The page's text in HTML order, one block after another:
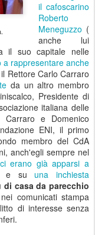
il cafoscarino
Roberto
Meneguzzo (
anche lui
il suo capitale nelle
a rappresentare anche
il Rettore Carlo Carraro
da un altro membro
Presidente di
italiana delle
e Domenico
ENI, il primo
membro del CdA
anch'egli sempre nel
erano già apparsi a
e su una inchiesta
di casa da parecchio
comunicati stampa
di interesse senza